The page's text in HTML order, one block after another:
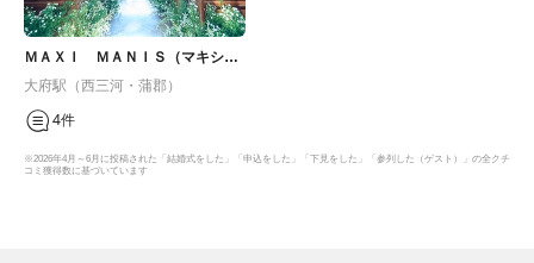
ＭＡＸＩ ＭＡＮＩＳ（マキシマ
ニス）
大府駅（西三河・蒲郡）
4件
※2026年4月～6月に投稿された「結婚式をした」「申込をした」「下見をした」「参列した（ゲスト）」の全クチ
コミ獲得数に基づいています